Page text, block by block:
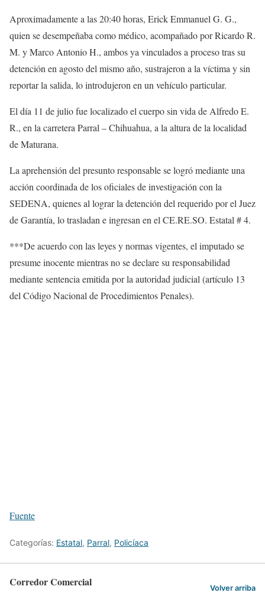
Aproximadamente a las 20:40 horas, Erick Emmanuel G. G.,
quien se desempeñaba como médico, acompañado por Ricardo R.
M. y Marco Antonio H., ambos ya vinculados a proceso tras su
detención en agosto del mismo año, sustrajeron a la víctima y sin
reportar la salida, lo introdujeron en un vehículo particular.
El día 11 de julio fue localizado el cuerpo sin vida de Alfredo E.
R., en la carretera Parral – Chihuahua, a la altura de la localidad
de Maturana.
La aprehensión del presunto responsable se logró mediante una
acción coordinada de los oficiales de investigación con la
SEDENA, quienes al lograr la detención del requerido por el Juez
de Garantía, lo trasladan e ingresan en el CE.RE.SO. Estatal # 4.
***De acuerdo con las leyes y normas vigentes, el imputado se
presume inocente mientras no se declare su responsabilidad
mediante sentencia emitida por la autoridad judicial (artículo 13
del Código Nacional de Procedimientos Penales).
Fuente
Categorías: Estatal, Parral, Policíaca
Corredor Comercial Volver arriba